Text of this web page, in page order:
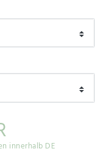
innerhalb DE